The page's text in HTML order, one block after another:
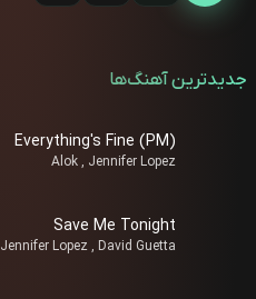
جدیدترین آهنگ‌ها
Everything's Fine (PM)
Alok , Jennifer Lopez
Save Me Tonight
Jennifer Lopez , David Guetta